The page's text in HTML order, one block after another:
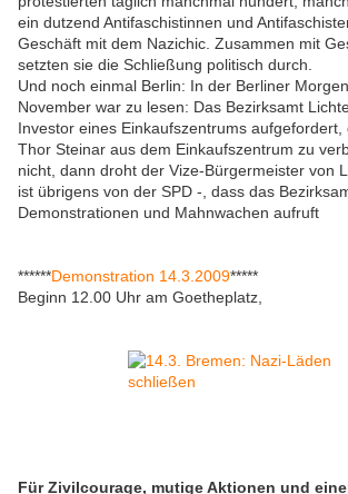
ein dutzend Antifaschistinnen und
Geschäft mit dem Nazichic. Zusammen mit
setzten sie die Schließung politisch durch.
Und noch einmal Berlin: In der Berliner
November war zu lesen: Das Bezirksamt
Investor eines Einkaufszentrums aufgefordert,
Thor Steinar aus dem Einkaufszentrum zu
nicht, dann droht der Vize-Bürgermeister von
ist übrigens von der SPD -, dass das
Demonstrationen und Mahnwachen aufruft
******Demonstration 14.3.2009*****
Beginn 12.00 Uhr am Goetheplatz,
Für Zivilcourage, mutige Aktionen und